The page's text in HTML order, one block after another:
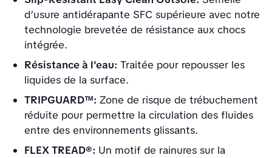
d’usure antidérapante SFC supérieure avec notre
technologie brevetée de résistance aux chocs
intégrée.
Résistance à l'eau: Traitée pour repousser les
liquides de la surface.
TRIPGUARD™: Zone de risque de trébuchement
réduite pour permettre la circulation des fluides
entre des environnements glissants.
FLEX TREAD®: Un motif de rainures sur la